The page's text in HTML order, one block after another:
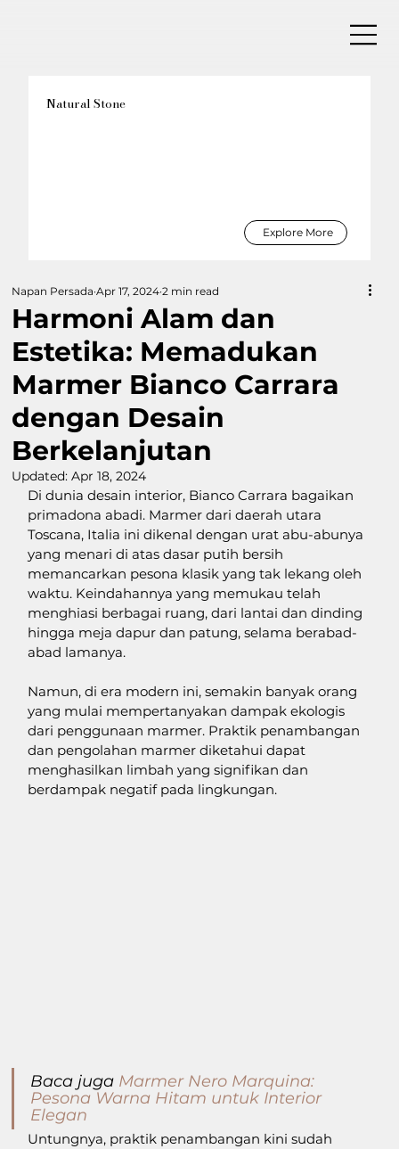
Harmoni Alam dan
Estetika: Memadukan
Marmer Bianco Carrara
dengan Desain
Berkelanjutan
Napan Persada Apr 17, 2024 2 min read
Updated:Apr 18, 2024
Di dunia desain interior, Bianco Carrara bagaikan
primadona abadi. Marmer dari daerah utara
Toscana, Italia ini dikenal dengan urat abu-abunya
yang menari di atas dasar putih bersih
memancarkan pesona klasik yang tak lekang oleh
waktu. Keindahannya yang memukau telah
menghiasi berbagai ruang, dari lantai dan dinding
hingga meja dapur dan patung, selama berabad-
abad lamanya.
Namun, di era modern ini, semakin banyak orang
yang mulai mempertanyakan dampak ekologis
dari penggunaan marmer. Praktik penambangan
dan pengolahan marmer diketahui dapat
menghasilkan limbah yang signifikan dan
berdampak negatif pada lingkungan.
Baca juga Marmer Nero Marquina:
Pesona Warna Hitam untuk Interior
Elegan
Untungnya, praktik penambangan kini sudah
Natural Stone
Explore More